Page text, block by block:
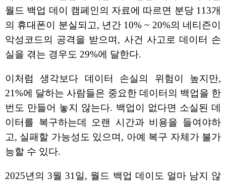
월드 백업 데이 캠페인의 자료에 따르면 분당 113개
의 휴대폰이 분실되고, 년간 10% ~ 20%의 네티즌이
악성코드의 공격을 받으며, 사건 사고로 데이터 손
실을 겪는 경우도 29%에 달한다.
이처럼 생각보다 데이터 손실의 위험이 높지만,
21%에 달하는 사람들은 중요한 데이터의 백업을 한
번도 만들어 놓지 않는다. 백업이 없다면 소실된 데
이터를 복구하는데 오랜 시간과 비용을 들여야하
고, 실패할 가능성도 있으며, 아예 복구 자체가 불가
능할 수 있다.
2025년의 3월 31일, 월드 백업 데이도 얼마 남지 않